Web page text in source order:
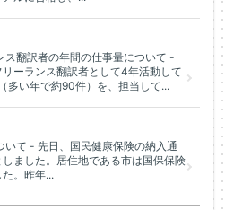
ス翻訳者の年間の仕事量について -
ーランス翻訳者として4年活動して
多い年で約90件）を、担当して...
いて - 先日、国民健康保険の納入通
ました。居住地である市は国保保険
。昨年...